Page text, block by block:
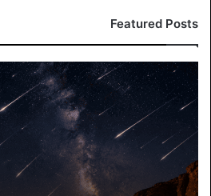
Featured Posts
الأردن
يشهد
ذروة
زخات
شهب
البرشاويات
منتصف
آب